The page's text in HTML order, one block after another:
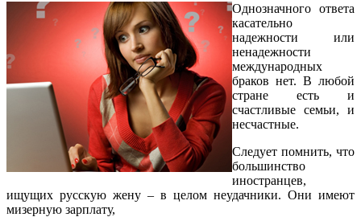
Однозначного ответа
касательно
надежности или
ненадежности
международных
браков нет. В любой
стране есть и
счастливые семьи, и
несчастные.
Следует помнить, что
большинство
иностранцев,
ищущих русскую жену – в целом неудачники. Они имеют
мизерную зарплату,